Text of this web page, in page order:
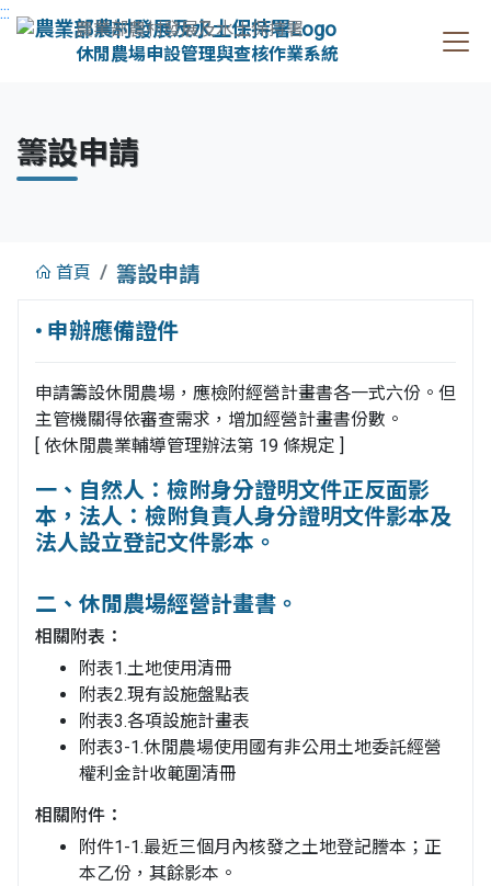
:::
農業部農村發展及水土保持署
休閒農場申設管理與查核作業系統
籌設申請
::: 首頁 籌設申請
• 申辦應備證件
申請籌設休閒農場，應檢附經營計畫書各一式六份。但
主管機關得依審查需求，增加經營計畫書份數。
[ 依休閒農業輔導管理辦法第 19 條規定 ]
一、自然人：檢附身分證明文件正反面影
本，法人：檢附負責人身分證明文件影本及
法人設立登記文件影本。
二、休閒農場經營計畫書。
相關附表：
附表1.土地使用清冊
附表2.現有設施盤點表
附表3.各項設施計畫表
附表3-1.休閒農場使用國有非公用土地委託經營
權利金計收範圍清冊
相關附件：
附件1-1.最近三個月內核發之土地登記謄本；正
本乙份，其餘影本。